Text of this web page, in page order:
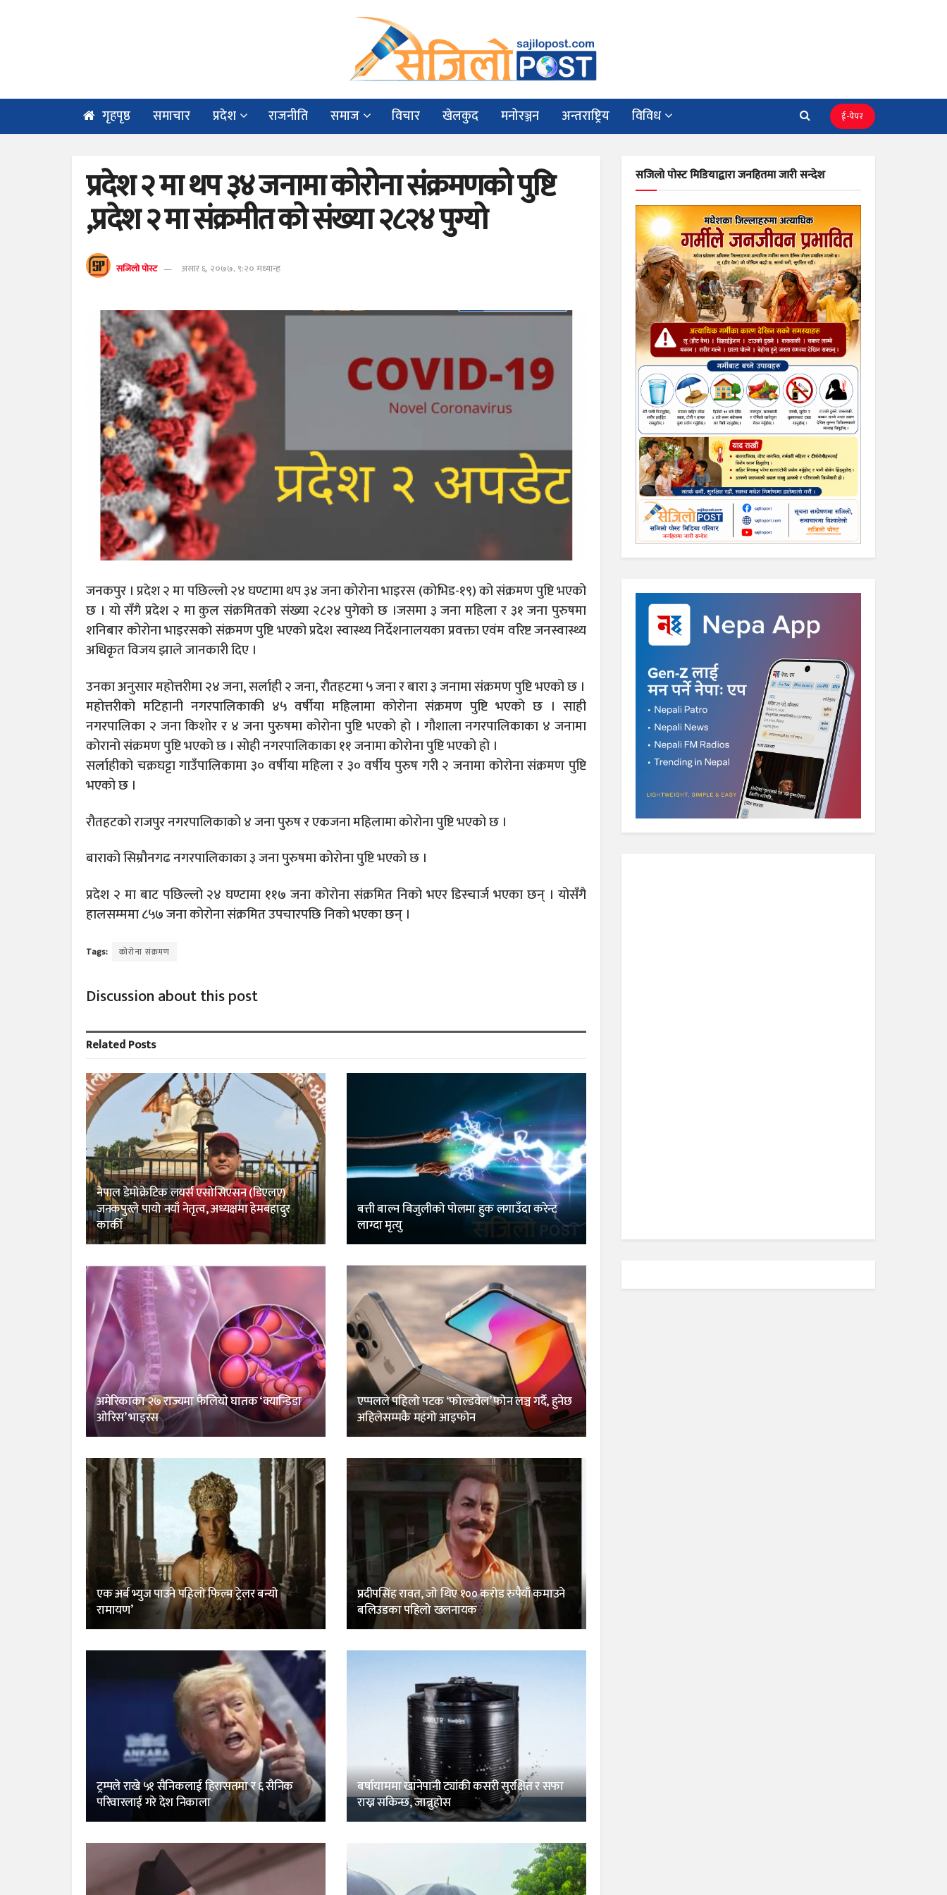
गृहपृष्ठ समाचार प्रदेश राजनीति समाज विचार खेलकुद मनोरञ्जन अन्तराष्ट्रिय विविध ई-पेपर
प्रदेश २ मा थप ३४ जनामा कोरोना संक्रमणको पुष्टि
,प्रदेश २ मा संक्रमीत को संख्या २८२४ पुग्यो
सजिलो पोस्ट असार ६, २०७७, ९:२० मध्यान्ह
जनकपुर । प्रदेश २ मा पछिल्लो २४ घण्टामा थप ३४ जना कोरोना भाइरस (कोभिड-१९) को संक्रमण पुष्टि भएको
छ । यो सँगै प्रदेश २ मा कुल संक्रमितको संख्या २८२४ पुगेको छ ।जसमा ३ जना महिला र ३१ जना पुरुषमा
शनिबार कोरोना भाइरसको संक्रमण पुष्टि भएको प्रदेश स्वास्थ्य निर्देशनालयका प्रवक्ता एवंम वरिष्ट जनस्वास्थ्य
अधिकृत विजय झाले जानकारी दिए ।
उनका अनुसार महोत्तरीमा २४ जना, सर्लाही २ जना, रौतहटमा ५ जना र बारा ३ जनामा संक्रमण पुष्टि भएको छ ।
महोत्तरीको मटिहानी नगरपालिकाकी ४५ वर्षीया महिलामा कोरोना संक्रमण पुष्टि भएको छ । साही
नगरपालिका २ जना किशोर र ४ जना पुरुषमा कोरोना पुष्टि भएको हो । गौशाला नगरपालिकाका ४ जनामा
कोरानो संक्रमण पुष्टि भएको छ । सोही नगरपालिकाका ११ जनामा कोरोना पुष्टि भएको हो ।
सर्लाहीको चक्रघट्टा गाउँपालिकामा ३० वर्षीया महिला र ३० वर्षीय पुरुष गरी २ जनामा कोरोना संक्रमण पुष्टि
भएको छ ।
रौतहटको राजपुर नगरपालिकाको ४ जना पुरुष र एकजना महिलामा कोरोना पुष्टि भएको छ ।
बाराको सिम्रौनगढ नगरपालिकाका ३ जना पुरुषमा कोरोना पुष्टि भएको छ ।
प्रदेश २ मा बाट पछिल्लो २४ घण्टामा ११७ जना कोरोना संक्रमित निको भएर डिस्चार्ज भएका छन् । योसँगै
हालसम्ममा ८५७ जना कोरोना संक्रमित उपचारपछि निको भएका छन् ।
Tags: कोरोना संक्रमण
Discussion about this post
RelatedPosts
नेपाल डेमोक्रेटिक लयर्स एसोसिएसन (डिएलए)
जनकपुरले पायो नयाँ नेतृत्व, अध्यक्षमा हेमबहादुर
कार्की
बत्ती बाल्न बिजुलीको पोलमा हुक लगाउँदा करेन्ट
लाग्दा मृत्यु
अमेरिकाका २७ राज्यमा फैलियाे घातक ‘क्यान्डिडा
ओरिस’ भाइरस
एप्पलले पहिलो पटक ‘फोल्डवेल’ फोन लञ्च गर्दै, हुनेछ
अहिलेसम्मकै महंगो आइफोन
एक अर्ब भ्युज पाउने पहिलो फिल्म ट्रेलर बन्यो
रामायण’
प्रदीपसिंह रावत, जो थिए १०० करोड रुपैयाँ कमाउने
बलिउडका पहिलो खलनायक
ट्रम्पले राखे ५१ सैनिकलाई हिरासतमा र ६ सैनिक
परिवारलाई गरे देश निकाला
बर्षायाममा खानेपानी ट्यांकी कसरी सुरक्षित र सफा
राख्न सकिन्छ, जान्नुहोस
सजिलो पोस्ट मिडियाद्वारा जनहितमा जारी सन्देश